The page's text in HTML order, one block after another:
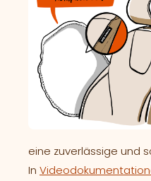
eine zuverlässige und
In